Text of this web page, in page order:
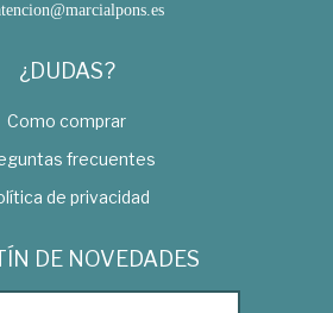
¿DUDAS?
Como comprar
frecuentes
de privacidad
DE NOVEDADES